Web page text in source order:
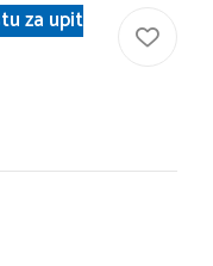
za upit